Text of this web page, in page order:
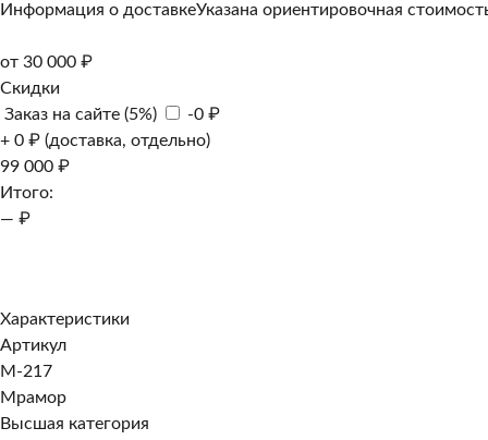
Информация о доставкеУказана ориентировочная
от 30 000 ₽
Скидки
Заказ на сайте (5%)
-0 ₽
+ 0 ₽ (доставка, отдельно)
99 000 ₽
Итого:
— ₽
Характеристики
Артикул
M-217
Мрамор
Высшая категория